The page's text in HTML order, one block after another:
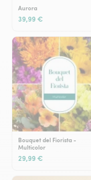
Aurora
39,99 €
Bouquet del Fiorista -
Multicolor
29,99 €